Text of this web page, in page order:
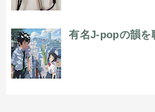
有名J-popの韻を